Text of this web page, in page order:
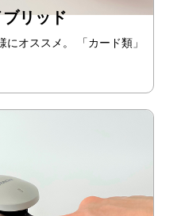
リッド
オススメ。 「カード類」